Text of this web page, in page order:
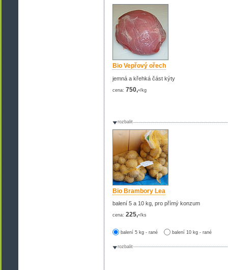
Bio Vepřový ořech
jemná a křehká část kýty
cena: 750,-/kg
rozbalit
Bio Brambory Lea
balení 5 a 10 kg, pro přímý konzum
cena: 225,-/ks
balení 5 kg - rané balení 10 kg - rané
rozbalit